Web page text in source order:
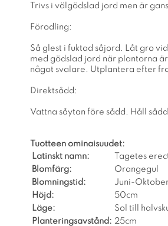
Trivs i välgödslad jord men är
Förodling:
Så glest i fuktad såjord. Låt gro
med gödslad jord när plantorna
något svalare. Utplantera efter
Direktsådd:
Vattna såytan före sådd. Håll
Tuotteen ominaisuudet:
Latinskt namn:
Tagetes
Blomfärg:
Orangegul
Blomningstid:
Juni-
Höjd:
50cm
Läge:
Sol till
Planteringsavstånd: 25cm